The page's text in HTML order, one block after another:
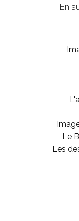
En
Le
Les